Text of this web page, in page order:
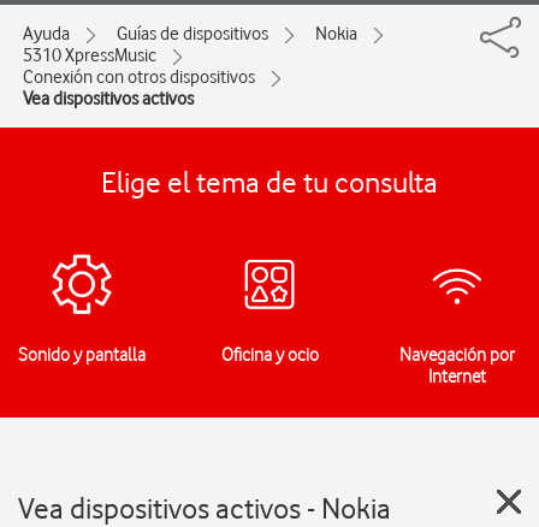
Ayuda Guías de dispositivos
Nokia
5310 XpressMusic
Conexión con otros dispositivos
Vea dispositivos activos
Elige el tema de tu consulta
Sonido y pantalla Oficina y ocio
Navegación por
Internet
Vea dispositivos activos - Nokia